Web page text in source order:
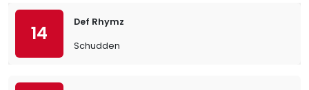
14
Def Rhymz
Schudden